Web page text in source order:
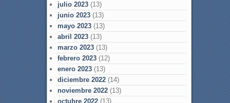
julio 2023(13)
junio 2023(13)
mayo 2023(13)
abril 2023(13)
marzo 2023(13)
febrero 2023(12)
enero 2023(13)
diciembre 2022(14)
noviembre 2022(13)
octubre 2022(13)